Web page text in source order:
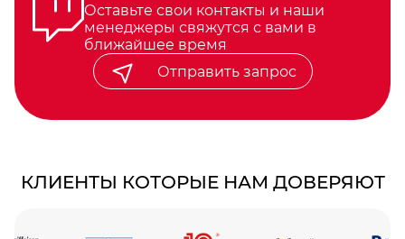
Оставьте свои контакты и наши
менеджеры свяжутся с вами в
ближайшее время
Отправить запрос
КЛИЕНТЫ КОТОРЫЕ НАМ ДОВЕРЯЮТ